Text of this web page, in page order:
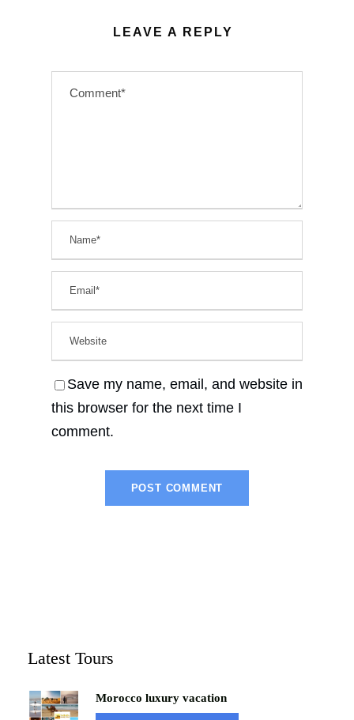
LEAVE A REPLY
Save my name, email, and website in
this browser for the next time I
comment.
Latest Tours
Morocco luxury vacation